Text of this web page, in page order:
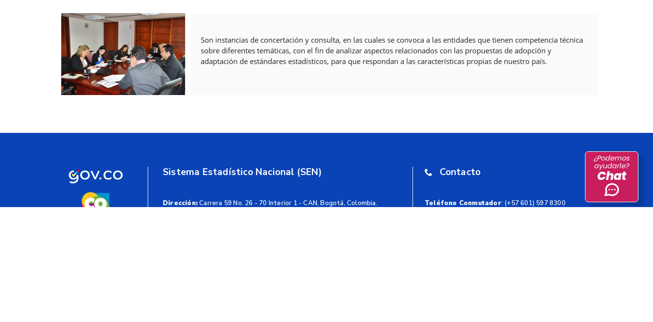
Son instancias de concertación y consulta, en las cuales se convoca a las entidades que tienen competencia técnica
sobre diferentes temáticas, con el fin de analizar aspectos relacionados con las propuestas de adopción y
adaptación de estándares estadísticos, para que respondan a las características propias de nuestro país.
¿Podemos
ayudarle?
Chat
Sistema Estadístico Nacional (SEN)
Dirección:Carrera 59 No. 26 - 70 Interior 1 - CAN, Bogotá, Colombia.
Contacto
Teléfono Conmutador: (+57 601) 597 8300